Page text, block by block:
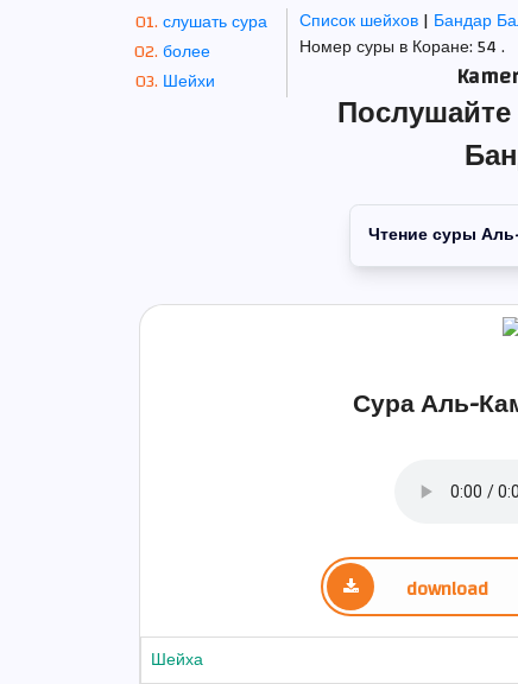
слушать сура
более
Шейхи
Список шейхов| Бандар
Номер суры в Коране: 54 .
Чтение суры
Сура Аль-
download
Шейха